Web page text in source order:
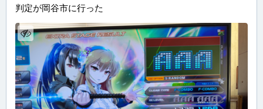
判定が岡谷市に行った